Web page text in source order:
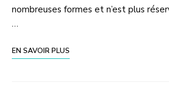
nombreuses formes et n’est plus
…
EN SAVOIR PLUS